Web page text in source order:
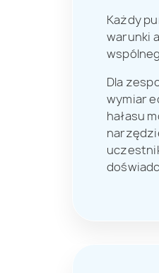
Każdy
warunki
Dla
wymiar
hałasu